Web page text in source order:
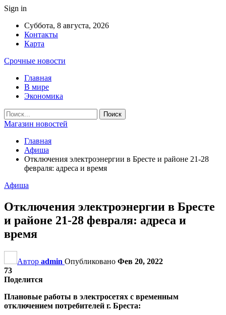
Sign in
Суббота, 8 августа, 2026
Контакты
Карта
Срочные новости
Главная
В мире
Экономика
Магазин новостей
Главная
Афиша
Отключения электроэнергии в Бресте и районе 21-28
февраля: адреса и время
Афиша
Отключения электроэнергии в Бресте
и районе 21-28 февраля: адреса и
время
Автор admin Опубликовано Фев 20, 2022
73
Поделится
Плановые работы в электросетях с временным
отключением потребителей г. Бреста: